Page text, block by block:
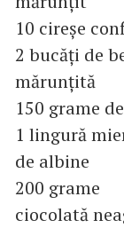
10 cireşe
2 bucăţi de
mărunţită
150 grame
1 lingură
de albine
200 grame
ciocolată